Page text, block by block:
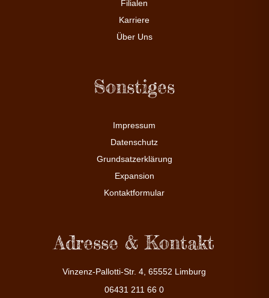
Filialen
Karriere
Über Uns
Sonstiges
Impressum
Datenschutz
Grundsatzerklärung
Expansion
Kontaktformular
Adresse & Kontakt
Vinzenz-Pallotti-Str. 4, 65552 Limburg
06431 211 66 0